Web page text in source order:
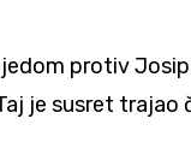
protiv
je susret